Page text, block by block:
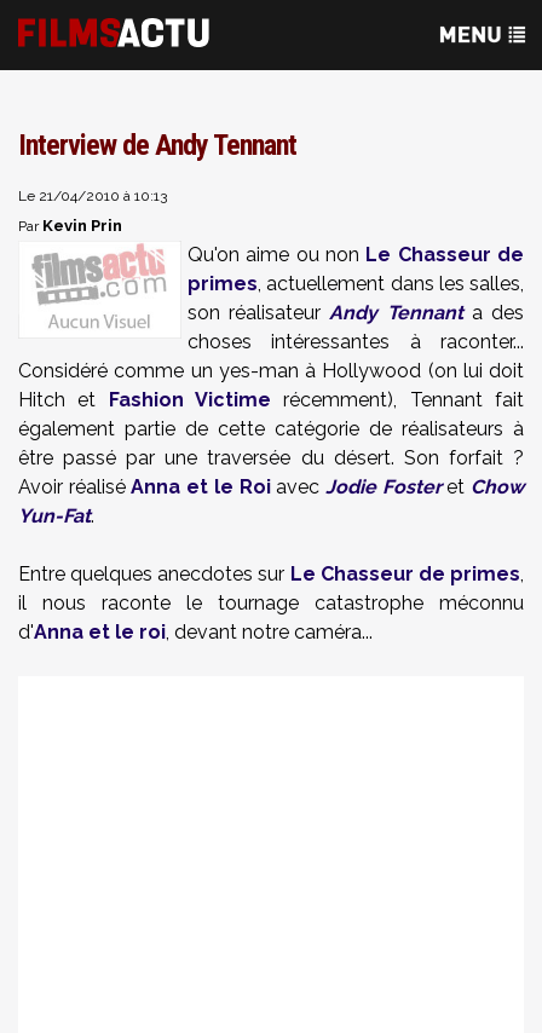
Interview de Andy Tennant
Le 21/04/2010 à 10:13
Par Kevin Prin
Qu'on aime ou non Le Chasseur de
primes, actuellement dans les salles,
son réalisateurAndy Tennanta des
choses intéressantes à raconter...
Considéré comme un yes-man à Hollywood (on lui doit
Hitch et Fashion Victime récemment), Tennant fait
également partie de cette catégorie de réalisateurs à
être passé par une traversée du désert. Son forfait ?
Avoir réaliséAnna et le Roiavec Jodie Fosteret Chow
Yun-Fat.
Entre quelques anecdotes sur Le Chasseur de primes,
il nous raconte le tournage catastrophe méconnu
d'Anna et le roi, devant notre caméra...